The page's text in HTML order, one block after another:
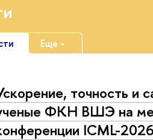
Еще
точность и
ФКН ВШЭ на
ICML-2026